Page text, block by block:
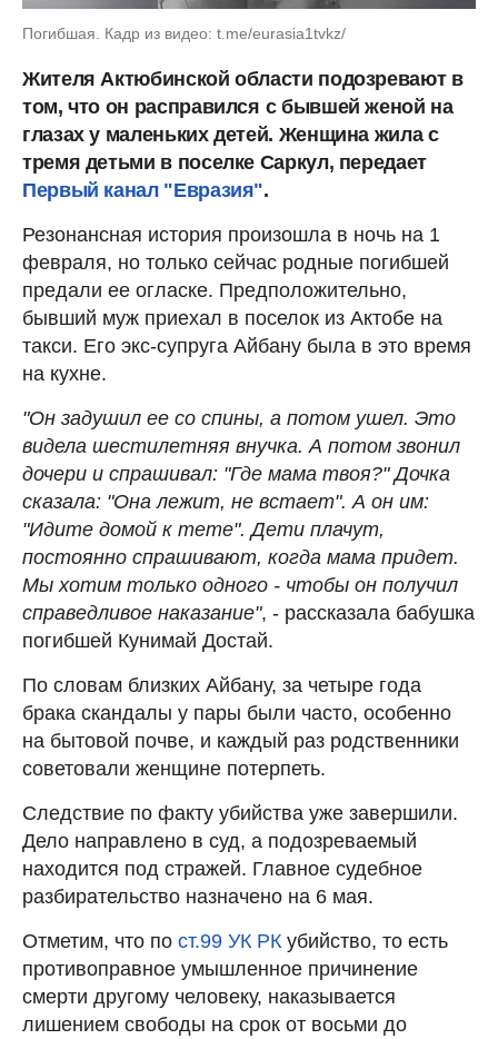
Погибшая. Кадр из видео: t.me/eurasia1tvkz/
Жителя Актюбинской области подозревают в
том, что он расправился с бывшей женой на
глазах у маленьких детей. Женщина жила с
тремя детьми в поселке Саркул, передает
Первый канал "Евразия".
Резонансная история произошла в ночь на 1
февраля, но только сейчас родные погибшей
предали ее огласке. Предположительно,
бывший муж приехал в поселок из Актобе на
такси. Его экс-супруга Айбану была в это время
на кухне.
"Он задушил ее со спины, а потом ушел. Это
видела шестилетняя внучка. А потом звонил
дочери и спрашивал: "Где мама твоя?" Дочка
сказала: "Она лежит, не встает". А он им:
"Идите домой к тете". Дети плачут,
постоянно спрашивают, когда мама придет.
Мы хотим только одного - чтобы он получил
справедливое наказание", - рассказала бабушка
погибшей Кунимай Достай.
По словам близких Айбану, за четыре года
брака скандалы у пары были часто, особенно
на бытовой почве, и каждый раз родственники
советовали женщине потерпеть.
Следствие по факту убийства уже завершили.
Дело направлено в суд, а подозреваемый
находится под стражей. Главное судебное
разбирательство назначено на 6 мая.
Отметим, что по ст.99 УК РК убийство, то есть
противоправное умышленное причинение
смерти другому человеку, наказывается
лишением свободы на срок от восьми до